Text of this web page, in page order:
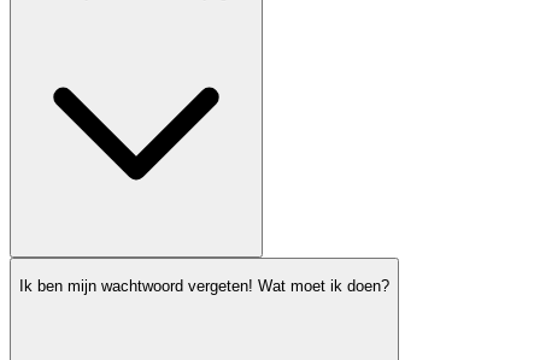
Ik ben mijn wachtwoord vergeten! Wat moet ik doen?